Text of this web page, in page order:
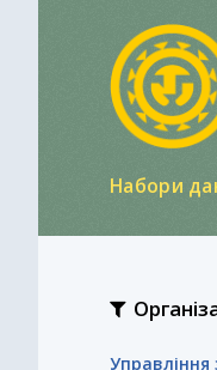
Набори
Управління